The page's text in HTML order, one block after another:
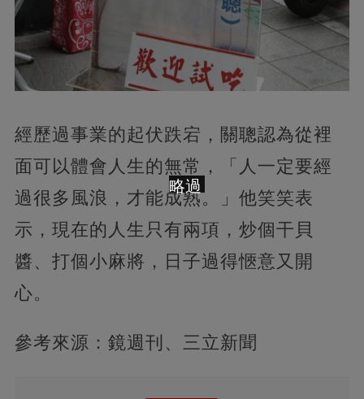
經歷過事業的起伏跌宕，關聰認為從裡
面可以體會人生的無常，「人一定要經
過很多風浪，才能成熟。」他笑笑表
示，現在的人生只有兩項，炒個干貝
醬、打個小麻將，日子過得愜意又開
心。
參考來源：鏡週刊、三立新聞
略過